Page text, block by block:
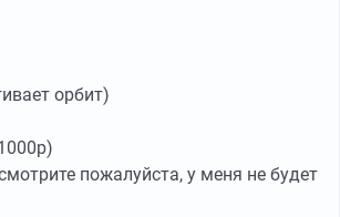
орбит)
пожалуйста, у меня не будет